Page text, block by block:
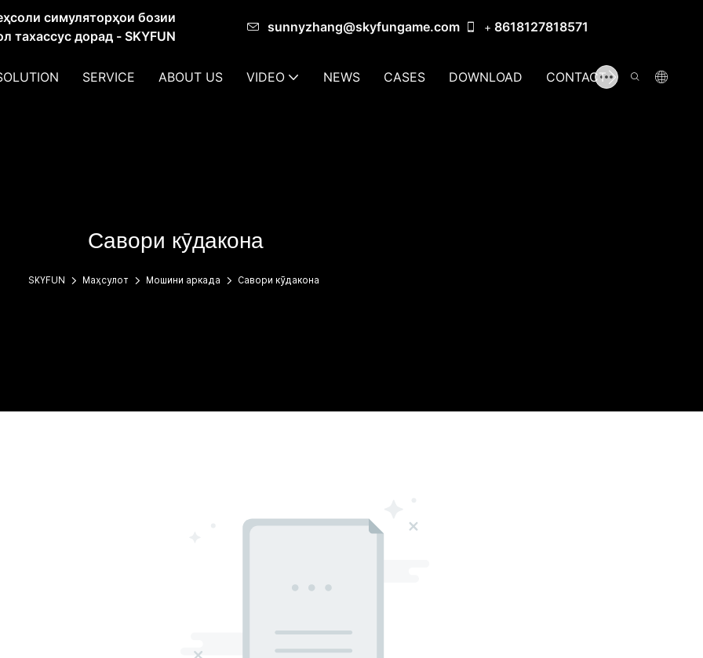
симуляторҳои бозии
тахассус дорад - SKYFUN
sunnyzhang@skyfungame.com +8618127818571
SERVICE ABOUT US VIDEO NEWS CASES DOWNLOAD CONTACT US
Савори кӯдакона
SKYFUN Маҳсулот Мошини аркада Савори кӯдакона